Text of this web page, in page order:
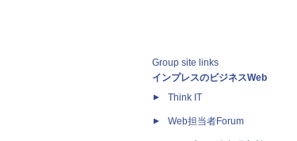
Group site links
インプレスのビジネスWeb
Think IT
Web担当者Forum